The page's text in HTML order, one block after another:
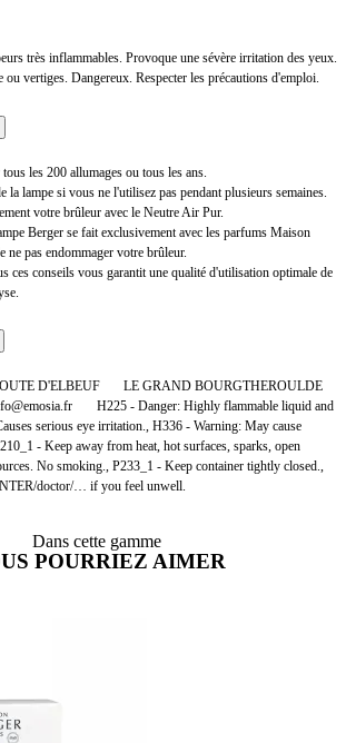
très inflammables. Provoque une sévère irritation des yeux.
vertiges. Dangereux. Respecter les précautions d'emploi.
les 200 allumages ou tous les ans.
la lampe si vous ne l'utilisez pas pendant plusieurs semaines.
votre brûleur avec le Neutre Air Pur.
Berger se fait exclusivement avec les parfums Maison
ne pas endommager votre brûleur.
ces conseils vous garantit une qualité d'utilisation optimale de
D'ELBEUF
LE GRAND BOURGTHEROULDE
H225 - Danger: Highly flammable liquid and
serious eye irritation., H336 - Warning: May cause
- Keep away from heat, hot surfaces, sparks, open
No smoking., P233_1 - Keep container tightly closed.,
doctor/… if you feel unwell.
Dans cette gamme
POURRIEZ AIMER